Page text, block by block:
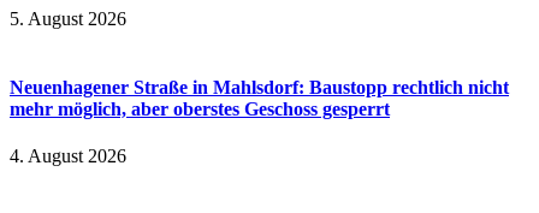
5. August 2026
Neuenhagener Straße in Mahlsdorf: Baustopp rechtlich nicht
mehr möglich, aber oberstes Geschoss gesperrt
4. August 2026